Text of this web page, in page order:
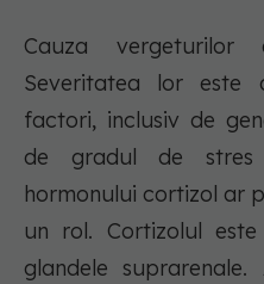
Cauza vergeturilor
Severitatea lor
factori, inclusiv de
de gradul de stres
hormonului cortizol ar
un rol. Cortizolul
glandele